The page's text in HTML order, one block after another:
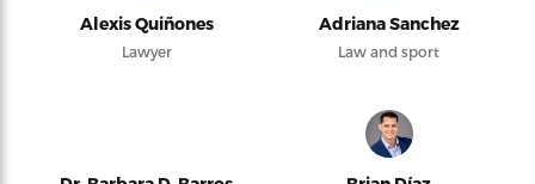
Alexis Quiñones
Lawyer
Adriana Sanchez
Law and sport